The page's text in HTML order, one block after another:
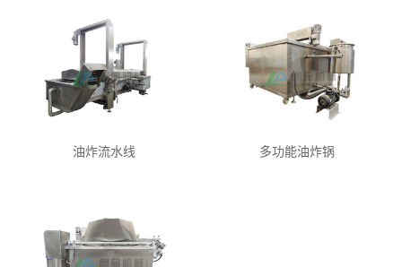
油炸流水线 多功能油炸锅